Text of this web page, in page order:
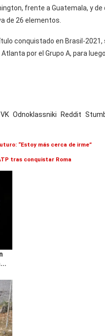
frente a Guatemala, y
de 26 elementos.
conquistado en Brasil-2021,
por el Grupo A, para
VK Odnoklassniki Reddit
“Estoy más cerca de irme”
tras conquistar Roma